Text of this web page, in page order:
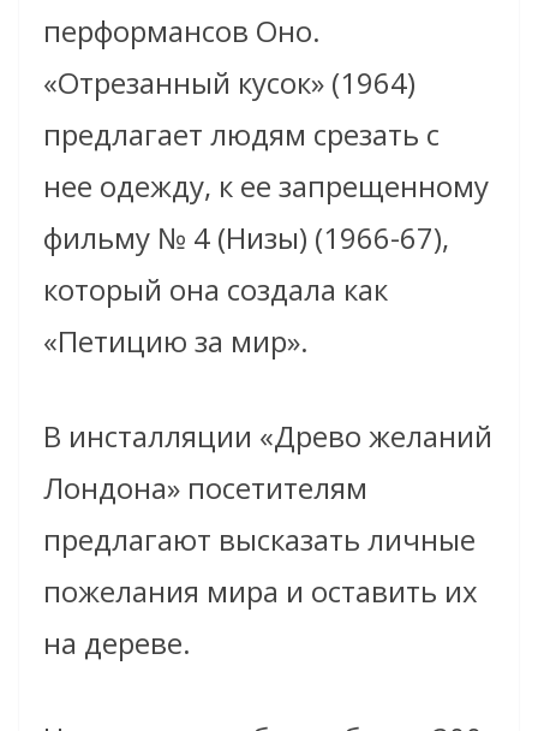
перформансов Оно.
«Отрезанный кусок» (1964)
предлагает людям срезать с
нее одежду, к ее запрещенному
фильму № 4 (Низы) (1966-67),
который она создала как
«Петицию за мир».
В инсталляции «Древо желаний
Лондона» посетителям
предлагают высказать личные
пожелания мира и оставить их
на дереве.